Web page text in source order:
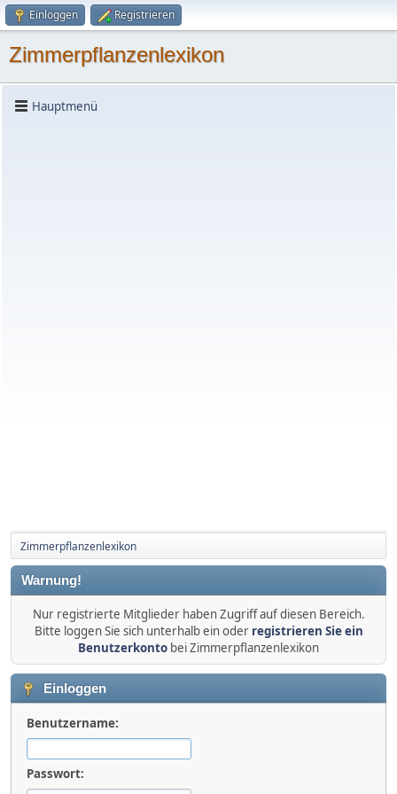
Einloggen Registrieren
Zimmerpflanzenlexikon
Hauptmenü
Zimmerpflanzenlexikon
Warnung!
Nur registrierte Mitglieder haben Zugriff auf diesen Bereich.
Bitte loggen Sie sich unterhalb ein oder registrieren Sie ein
Benutzerkonto bei Zimmerpflanzenlexikon
Einloggen
Benutzername:
Passwort: